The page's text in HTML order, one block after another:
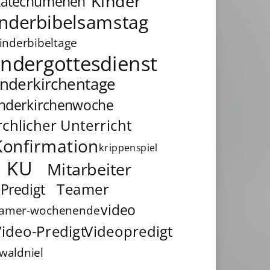
Unterricht
krippenspiel
KU Mitarbeiter
Predigt Teamer
wochenendevideo
PredigtVideopredigt